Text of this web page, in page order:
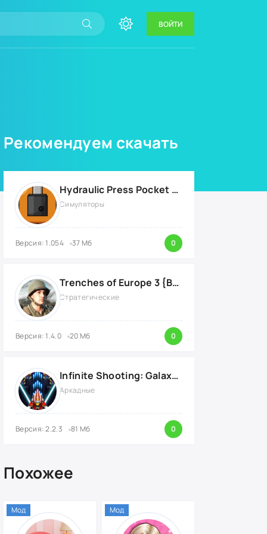
ВОЙТИ
Рекомендуем скачать
Hydraulic Press Pocket {ВЗЛОМ: бесконечные деньги}
Симуляторы
Версия: 1.054 37 Мб 0
Trenches of Europe 3 {ВЗЛОМ: много денег}
Стратегические
Версия: 1.4.0 20 Мб 0
Infinite Shooting: Galaxy Attack {ВЗЛОМ: Бесплатные Покупки}
Аркадные
Версия: 2.2.3 81 Мб 0
Похожее
Мод Мод